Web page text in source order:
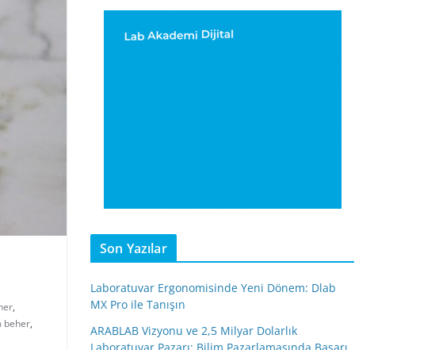
,
beher,
Son Yazılar
Laboratuvar Ergonomisinde Yeni Dönem: Dlab
MX Pro ile Tanışın
ARABLAB Vizyonu ve 2,5 Milyar Dolarlık
Laboratuvar Pazarı: Bilim Pazarlamasında Başarı